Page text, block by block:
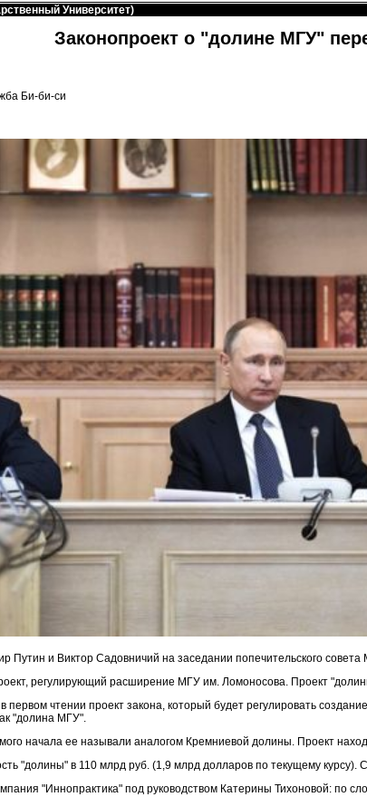
Университет)
Законопроект о "долине МГУ"
Би-би-си
Путин и Виктор Садовничий на заседании попечительского совета
регулирующий расширение МГУ им. Ломоносова. Проект
чтении проект закона, который будет регулировать
"долина МГУ".
начала ее называли аналогом Кремниевой долины. Проект
"долины" в 110 млрд руб. (1,9 млрд долларов по текущему
"Иннопрактика" под руководством Катерины Тихоновой: по